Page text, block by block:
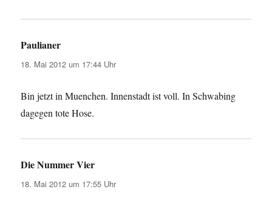
Paulianer
18. Mai 2012 um 17:44 Uhr
Bin jetzt in Muenchen. Innenstadt ist voll. In Schwabing
dagegen tote Hose.
Die Nummer Vier
18. Mai 2012 um 17:55 Uhr